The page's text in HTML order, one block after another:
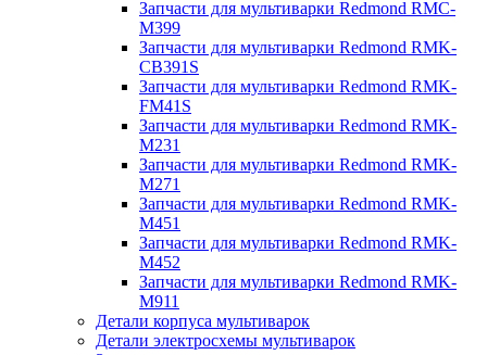
Запчасти для мультиварки Redmond RMC-
M399
Запчасти для мультиварки Redmond RMK-
CB391S
Запчасти для мультиварки Redmond RMK-
FM41S
Запчасти для мультиварки Redmond RMK-
M231
Запчасти для мультиварки Redmond RMK-
M271
Запчасти для мультиварки Redmond RMK-
M451
Запчасти для мультиварки Redmond RMK-
M452
Запчасти для мультиварки Redmond RMK-
M911
Детали корпуса мультиварок
Детали электросхемы мультиварок